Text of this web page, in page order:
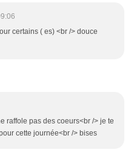
certains ( es) <br /> douce
raffole pas des coeurs<br /> je te
cette journée<br /> bises